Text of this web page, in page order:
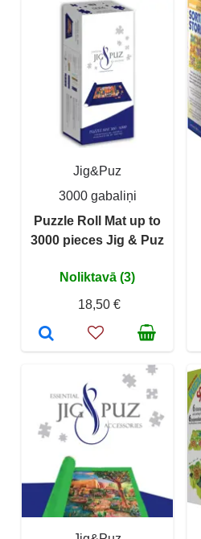
Jig&Puz
3000 gabaliņi
Puzzle Roll Mat up to
3000 pieces Jig & Puz
Noliktavā (3)
18,50 €